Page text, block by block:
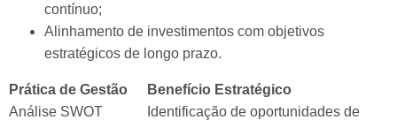
contínuo;
Alinhamento de investimentos com objetivos
estratégicos de longo prazo.
Prática de Gestão
Benefício Estratégico
Análise SWOT
Identificação de oportunidades de